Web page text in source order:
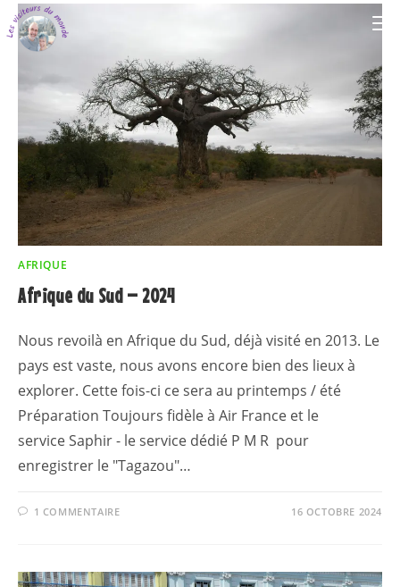
AFRIQUE
Afrique du Sud – 2024
Nous revoilà en Afrique du Sud, déjà visité en 2013. Le
pays est vaste, nous avons encore bien des lieux à
explorer. Cette fois-ci ce sera au printemps / été
Préparation Toujours fidèle à Air France et le
service Saphir - le service dédié P M R pour
enregistrer le "Tagazou"…
1 COMMENTAIRE 16 OCTOBRE 2024